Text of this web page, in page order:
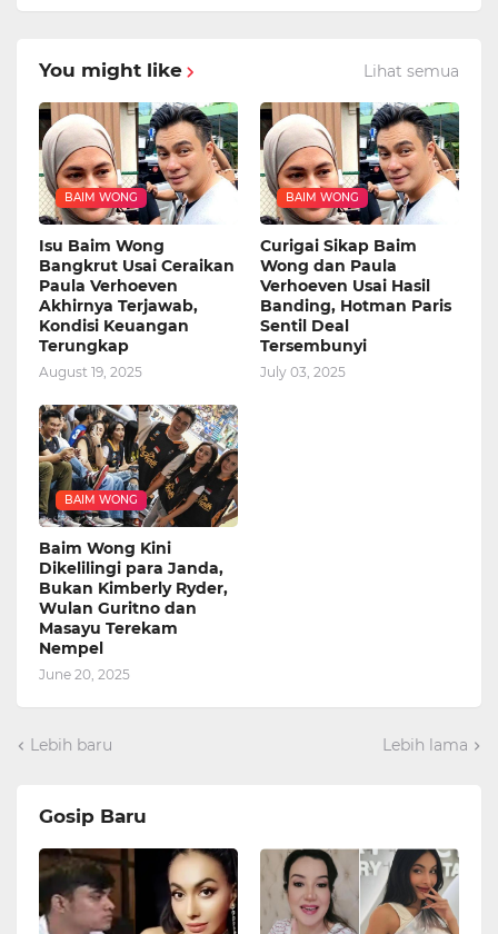
You might like Lihat semua
BAIM WONG
Isu Baim Wong
Bangkrut Usai Ceraikan
Paula Verhoeven
Akhirnya Terjawab,
Kondisi Keuangan
Terungkap
August 19, 2025
BAIM WONG
Curigai Sikap Baim
Wong dan Paula
Verhoeven Usai Hasil
Banding, Hotman Paris
Sentil Deal
Tersembunyi
July 03, 2025
BAIM WONG
Baim Wong Kini
Dikelilingi para Janda,
Bukan Kimberly Ryder,
Wulan Guritno dan
Masayu Terekam
Nempel
June 20, 2025
Lebih baru Lebih lama
Gosip Baru